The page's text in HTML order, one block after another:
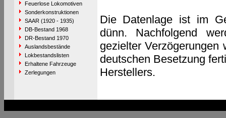
Feuerlose Lokomotiven
Sonderkonstruktionen
SAAR (1920 - 1935)
DB-Bestand 1968
DR-Bestand 1970
Auslandsbestände
Lokbestandslisten
Erhaltene Fahrzeuge
Zerlegungen
Die Datenlage ist im
dünn. Nachfolgend
gezielter
deutschen Besetzung
Herstellers.